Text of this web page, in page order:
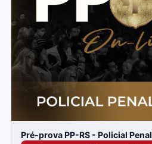
Pré-prova PP-RS - Policial Penal